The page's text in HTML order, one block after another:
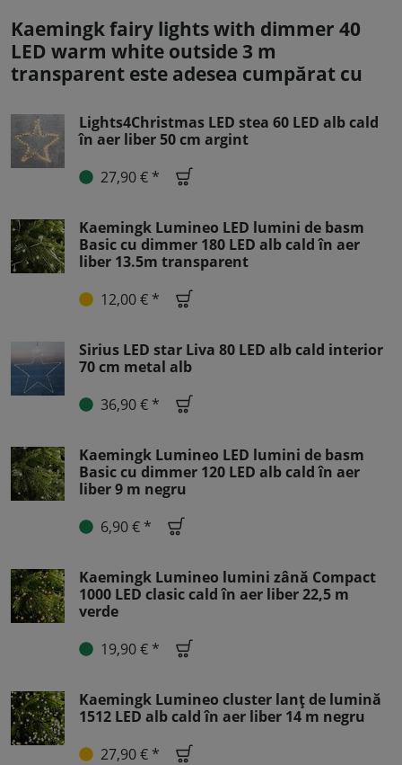
Kaemingk fairy lights with dimmer 40
LED warm white outside 3 m
transparent este adesea cumpărat cu
Lights4Christmas LED stea 60 LED alb cald
în aer liber 50 cm argint
27,90 € *
Kaemingk Lumineo LED lumini de basm
Basic cu dimmer 180 LED alb cald în aer
liber 13.5m transparent
12,00 € *
Sirius LED star Liva 80 LED alb cald interior
70 cm metal alb
36,90 € *
Kaemingk Lumineo LED lumini de basm
Basic cu dimmer 120 LED alb cald în aer
liber 9 m negru
6,90 € *
Kaemingk Lumineo lumini zână Compact
1000 LED clasic cald în aer liber 22,5 m
verde
19,90 € *
Kaemingk Lumineo cluster lanț de lumină
1512 LED alb cald în aer liber 14 m negru
27,90 € *